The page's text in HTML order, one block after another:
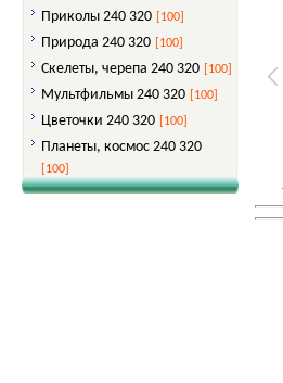
Приколы 240 320 [100]
Природа 240 320 [100]
Скелеты, черепа 240 320 [100]
Мультфильмы 240 320 [100]
Цветочки 240 320 [100]
Планеты, космос 240 320
[100]